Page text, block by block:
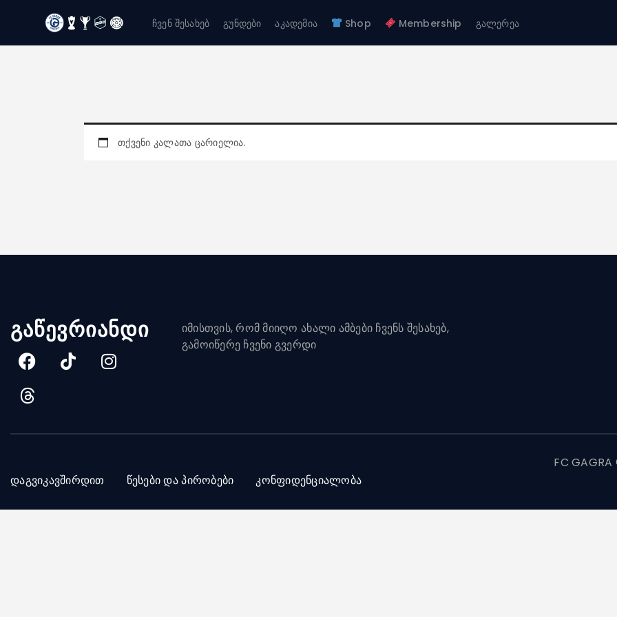
ჩვენ შესახებ გუნდები აკადემია Shop Membership გალერეა
FC GAGRA
გუნდები
გალერეა
თქვენი კალათა ცარიელია.
გაწევრიანდი
იმისთვის, რომ მიიღო ახალი ამბები ჩვენს შესახებ,
გამოიწერე ჩვენი გვერდი
დაგვიკავშირდით წესები და პირობები კონფიდენციალობა
FC